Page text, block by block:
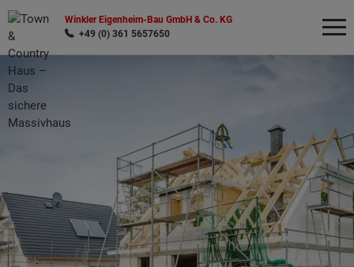
Winkler Eigenheim-Bau GmbH & Co. KG
+49 (0) 361 5657650
Wonach möchten Sie suchen?